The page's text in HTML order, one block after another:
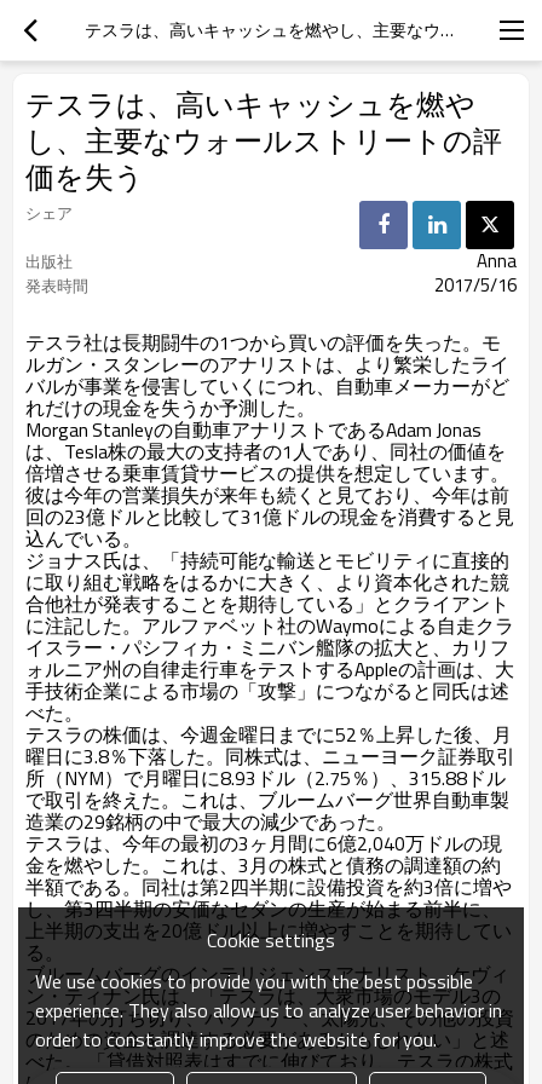
テスラは、高いキャッシュを燃やし、主要なウォールストリートの評価を失う
テスラは、高いキャッシュを燃や
し、主要なウォールストリートの評
価を失う
シェア
出版社
Anna
発表時間 2017/5/16
テスラ社は長期闘牛の1つから買いの評価を失った。モ
ルガン・スタンレーのアナリストは、より繁栄したライ
バルが事業を侵害していくにつれ、自動車メーカーがど
れだけの現金を失うか予測した。
Morgan Stanleyの自動車アナリストであるAdam Jonas
は、Tesla株の最大の支持者の1人であり、同社の価値を
倍増させる乗車賃貸サービスの提供を想定しています。
彼は今年の営業損失が来年も続くと見ており、今年は前
回の23億ドルと比較して31億ドルの現金を消費すると見
込んでいる。
ジョナス氏は、「持続可能な輸送とモビリティに直接的
に取り組む戦略をはるかに大きく、より資本化された競
合他社が発表することを期待している」とクライアント
に注記した。アルファベット社のWaymoによる自走クラ
イスラー・パシフィカ・ミニバン艦隊の拡大と、カリフ
ォルニア州の自律走行車をテストするAppleの計画は、大
手技術企業による市場の「攻撃」につながると同氏は述
べた。
テスラの株価は、今週金曜日までに52％上昇した後、月
曜日に3.8％下落した。同株式は、ニューヨーク証券取引
所（NYM）で月曜日に8.93ドル（2.75％）、315.88ドル
で取引を終えた。これは、ブルームバーグ世界自動車製
造業の29銘柄の中で最大の減少であった。
テスラは、今年の最初の3ヶ月間に6億2,040万ドルの現
金を燃やした。これは、3月の株式と債務の調達額の約
半額である。同社は第2四半期に設備投資を約3倍に増や
し、第3四半期の安価なセダンの生産が始まる前半に、
上半期の支出を20億ドル以上に増やすことを期待してい
る。
ブルームバーグのインテリジェンスアナリスト、ケヴィ
ン・ティナン氏は、「テスラは、大衆市場のモデル3の
2017年の打ち切り、バッテリー、太陽光、その他の投資
のための資金を調達する必要があるかもしれない」と述
べた。 「貸借対照表はすでに伸びており、テスラの株式
Cookie settings
We use cookies to provide you with the best possible
experience. They also allow us to analyze user behavior in
order to constantly improve the website for you.